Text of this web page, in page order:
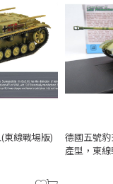
東線戰場版)
德國五號
產型，東